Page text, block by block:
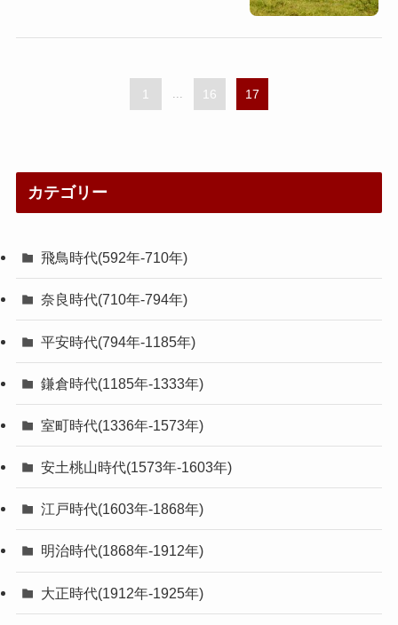
1 16 17
カテゴリー
飛鳥時代(592年-710年)
奈良時代(710年-794年)
平安時代(794年-1185年)
鎌倉時代(1185年-1333年)
室町時代(1336年-1573年)
安土桃山時代(1573年-1603年)
江戸時代(1603年-1868年)
明治時代(1868年-1912年)
大正時代(1912年-1925年)